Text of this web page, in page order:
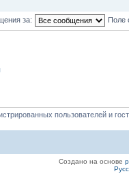
за: Поле
пользователей и
Создано на основе